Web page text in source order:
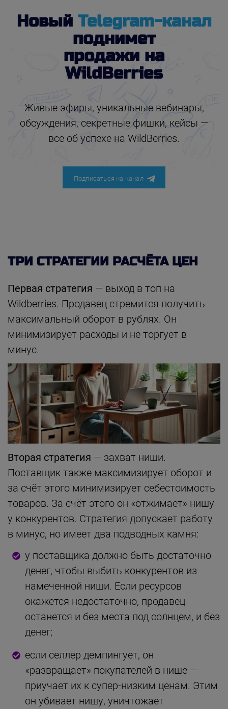
Новый Telegram-канал
поднимет
продажи на
WildBerries
Живые эфиры, уникальные вебинары,
обсуждения, секретные фишки, кейсы —
все об успехе на WildBerries.
Подписаться на канал
ТРИ СТРАТЕГИИ РАСЧЁТА ЦЕН
Первая стратегия — выход в топ на
Wildberries. Продавец стремится получить
максимальный оборот в рублях. Он
минимизирует расходы и не торгует в
минус.
Вторая стратегия — захват ниши.
Поставщик также максимизирует оборот и
за счёт этого минимизирует себестоимость
товаров. За счёт этого он «отжимает» нишу
у конкурентов. Стратегия допускает работу
в минус, но имеет два подводных камня:
у поставщика должно быть достаточно
денег, чтобы выбить конкурентов из
намеченной ниши. Если ресурсов
окажется недостаточно, продавец
останется и без места под солнцем, и без
денег;
если селлер демпингует, он
«развращает» покупателей в нише —
приучает их к супер-низким ценам. Этим
он убивает нишу, уничтожает